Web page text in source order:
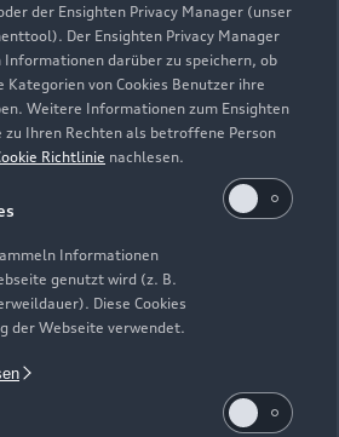
der Ensighten Privacy Manager (unser
Der Ensighten Privacy Manager
Informationen darüber zu speichern, ob
Kategorien von Cookies Benutzer ihre
Weitere Informationen zum Ensighten
zu Ihren Rechten als betroffene Person
Richtlinie nachlesen.
Informationen
genutzt wird (z. B.
Diese Cookies
der Webseite verwendet.
Zurück nach oben